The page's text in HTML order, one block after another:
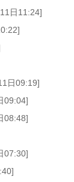
日11:24]
日09:19]
09:04]
08:48]
07:30]